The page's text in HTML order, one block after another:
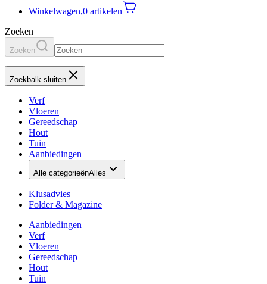
Winkelwagen,0 artikelen
Zoeken
Zoeken
Zoekbalk sluiten
Verf
Vloeren
Gereedschap
Hout
Tuin
Aanbiedingen
Alle categorieënAlles
Klusadvies
Folder & Magazine
Aanbiedingen
Verf
Vloeren
Gereedschap
Hout
Tuin